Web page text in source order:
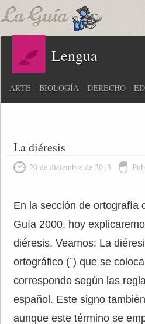
Lengua
ARTE BIOLOGÍA DERECHO
La diéresis
20 de diciembre de 2013
En la sección de ortografía
Guía 2000, hoy
diéresis. Veamos: La
ortográfico (¨) que se
corresponde según las
español. Este signo
aunque este término se